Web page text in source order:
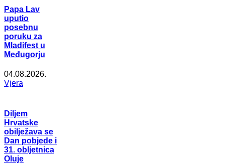
Papa Lav
uputio
posebnu
poruku za
Mladifest u
Međugorju
04.08.2026.
Vjera
Diljem
Hrvatske
obilježava se
Dan pobjede i
31. obljetnica
Oluje